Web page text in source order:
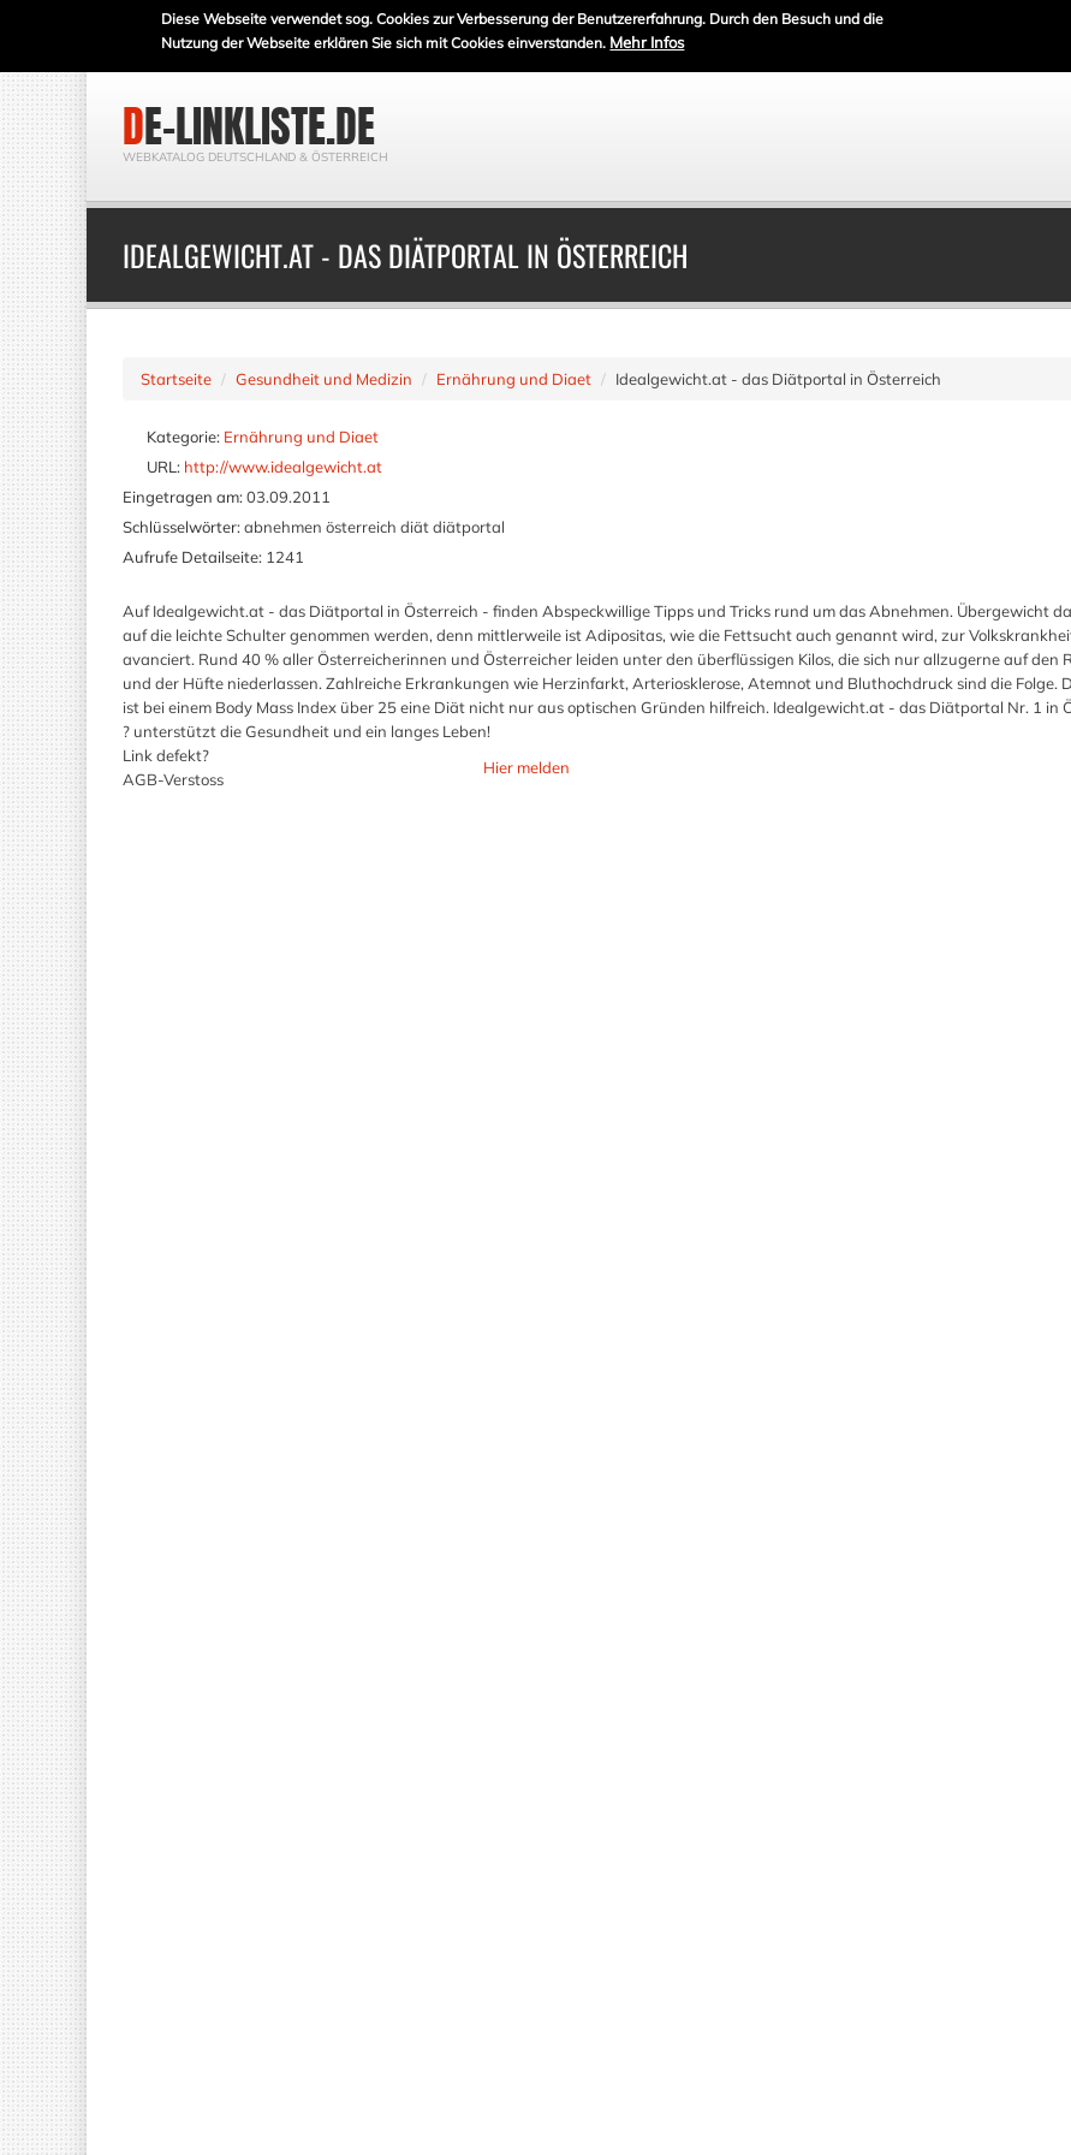
Diese Webseite verwendet sog. Cookies zur Verbesserung der Benutzererfahrung. Durch den Besuch und die
Nutzung der Webseite erklären Sie sich mit Cookies einverstanden. Mehr Infos
DE-LINKLISTE.DE
WEBKATALOG DEUTSCHLAND & ÖSTERREICH
IDEALGEWICHT.AT - DAS DIÄTPORTAL IN ÖSTERREICH
Startseite Gesundheit und Medizin Ernährung und Diaet Idealgewicht.at - das Diätportal in Österreich
Kategorie: Ernährung und Diaet
URL: http://www.idealgewicht.at
Eingetragen am: 03.09.2011
Schlüsselwörter: abnehmen österreich diät diätportal
Aufrufe Detailseite: 1241
Auf Idealgewicht.at - das Diätportal in Österreich - finden Abspeckwillige Tipps und Tricks rund um das Abnehmen. Übergewicht
auf die leichte Schulter genommen werden, denn mittlerweile ist Adipositas, wie die Fettsucht auch genannt wird, zur
avanciert. Rund 40 % aller Österreicherinnen und Österreicher leiden unter den überflüssigen Kilos, die sich nur allzugerne auf den
und der Hüfte niederlassen. Zahlreiche Erkrankungen wie Herzinfarkt, Arteriosklerose, Atemnot und Bluthochdruck sind die Folge.
ist bei einem Body Mass Index über 25 eine Diät nicht nur aus optischen Gründen hilfreich. Idealgewicht.at - das Diätportal Nr. 1 in
? unterstützt die Gesundheit und ein langes Leben!
Link defekt?
AGB-Verstoss
Hier melden